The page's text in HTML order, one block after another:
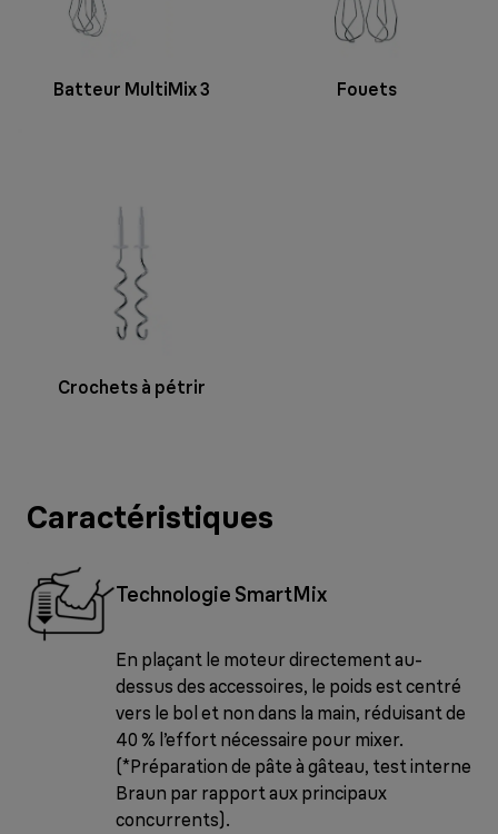
Batteur MultiMix 3 Fouets
Crochets à pétrir
Caractéristiques
Technologie SmartMix
En plaçant le moteur directement au-
dessus des accessoires, le poids est centré
vers le bol et non dans la main, réduisant de
40 % l’effort nécessaire pour mixer.
(*Préparation de pâte à gâteau, test interne
Braun par rapport aux principaux
concurrents).